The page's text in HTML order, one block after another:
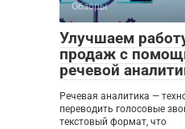
Обзоры
Улучшаем
продаж с
речевой
Речевая аналитика —
переводить голосовые
текстовый формат, что